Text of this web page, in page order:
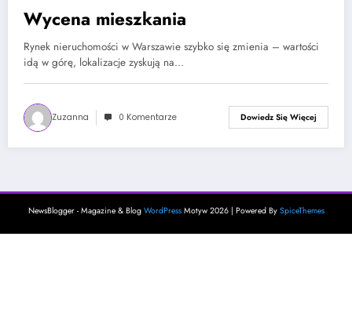
Wycena mieszkania
Rynek nieruchomości w Warszawie szybko się zmienia – wartości
idą w górę, lokalizacje zyskują na…
Zuzanna 0 Komentarze Dowiedz Się Więcej
NewsBlogger - Magazine & Blog WordPressMotyw 2026 | Powered By SpiceThemes